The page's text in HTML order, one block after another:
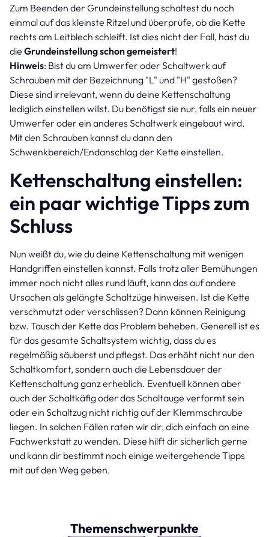
Zum Beenden der Grundeinstellung schaltest du noch
einmal auf das kleinste Ritzel und überprüfe, ob die Kette
rechts am Leitblech schleift. Ist dies nicht der Fall, hast du
die Grundeinstellung schon gemeistert!
Hinweis: Bist du am Umwerfer oder Schaltwerk auf
Schrauben mit der Bezeichnung "L" und "H" gestoßen?
Diese sind irrelevant, wenn du deine Kettenschaltung
lediglich einstellen willst. Du benötigst sie nur, falls ein neuer
Umwerfer oder ein anderes Schaltwerk eingebaut wird.
Mit den Schrauben kannst du dann den
Schwenkbereich/Endanschlag der Kette einstellen.
Kettenschaltung einstellen:
ein paar wichtige Tipps zum
Schluss
Nun weißt du, wie du deine Kettenschaltung mit wenigen
Handgriffen einstellen kannst. Falls trotz aller Bemühungen
immer noch nicht alles rund läuft, kann das auf andere
Ursachen als gelängte Schaltzüge hinweisen. Ist die Kette
verschmutzt oder verschlissen? Dann können Reinigung
bzw. Tausch der Kette das Problem beheben. Generell ist es
für das gesamte Schaltsystem wichtig, dass du es
regelmäßig säuberst und pflegst. Das erhöht nicht nur den
Schaltkomfort, sondern auch die Lebensdauer der
Kettenschaltung ganz erheblich. Eventuell können aber
auch der Schaltkäfig oder das Schaltauge verformt sein
oder ein Schaltzug nicht richtig auf der Klemmschraube
liegen. In solchen Fällen raten wir dir, dich einfach an eine
Fachwerkstatt zu wenden. Diese hilft dir sicherlich gerne
und kann dir bestimmt noch einige weitergehende Tipps
mit auf den Weg geben.
Themenschwerpunkte